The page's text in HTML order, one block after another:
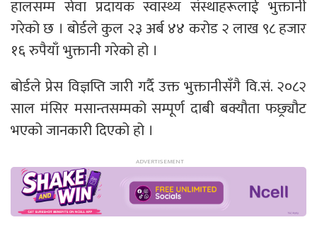
हालसम्म सेवा प्रदायक स्वास्थ्य संस्थाहरूलाई भुक्तानी
गरेको छ । बोर्डले कुल २३ अर्ब ४४ करोड २ लाख ९८ हजार
१६ रुपैयाँ भुक्तानी गरेको हो ।
बोर्डले प्रेस विज्ञप्ति जारी गर्दै उक्त भुक्तानीसँगै वि.सं. २०८२
साल मंसिर मसान्तसम्मको सम्पूर्ण दाबी बक्यौता फछ्र्यौट
भएको जानकारी दिएको हो ।